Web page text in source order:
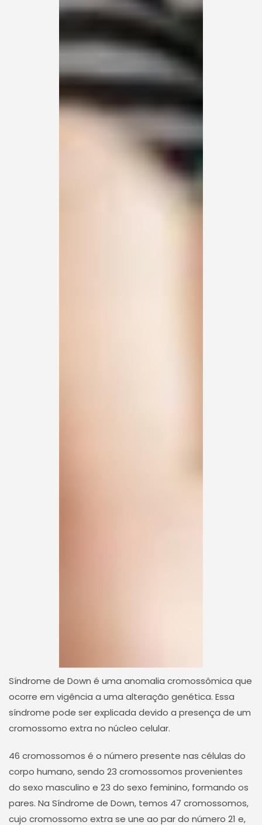
Síndrome de Down é uma anomalia cromossômica que
ocorre em vigência a uma alteração genética. Essa
síndrome pode ser explicada devido a presença de um
cromossomo extra no núcleo celular.
46 cromossomos é o número presente nas células do
corpo humano, sendo 23 cromossomos provenientes
do sexo masculino e 23 do sexo feminino, formando os
pares. Na Síndrome de Down, temos 47 cromossomos,
cujo cromossomo extra se une ao par do número 21 e,